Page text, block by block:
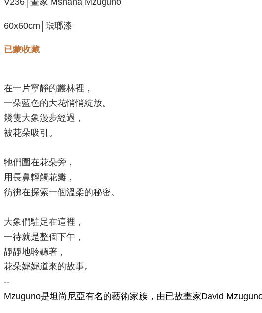
V236│畫家 Mshana Mzuguno
60x60cm│琺瑯漆
已蒙收藏
在一片寧靜的叢林裡，
一朵藍色的大花悄悄綻放。
幾隻大象漫步經過，
被花朵吸引。
牠們圍在花朵旁，
用長鼻輕觸花瓣，
彷彿在探索一個溫柔的秘密。
大象們駐足在這裡，
一待就是整個下午，
靜靜地聆聽著，
花朵娓娓道來的故事。
--
Mzuguno是坦尚尼亞有名的藝術家族，由已故畫家David